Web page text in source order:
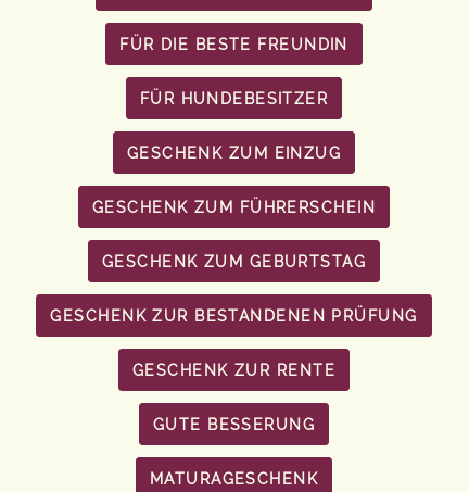
FÜR DIE BESTE FREUNDIN
FÜR HUNDEBESITZER
GESCHENK ZUM EINZUG
GESCHENK ZUM FÜHRERSCHEIN
GESCHENK ZUM GEBURTSTAG
GESCHENK ZUR BESTANDENEN PRÜFUNG
GESCHENK ZUR RENTE
GUTE BESSERUNG
MATURAGESCHENK